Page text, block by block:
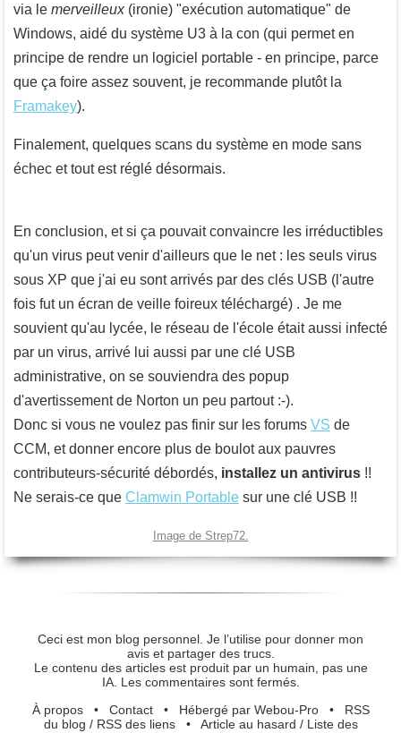
via le merveilleux(ironie) "exécution automatique" de
Windows, aidé du système U3 à la con (qui permet en
principe de rendre un logiciel portable - en principe, parce
que ça foire assez souvent, je recommande plutôt la
Framakey).
Finalement, quelques scans du système en mode sans
échec et tout est réglé désormais.
En conclusion, et si ça pouvait convaincre les irréductibles
qu'un virus peut venir d'ailleurs que le net : les seuls virus
sous XP que j'ai eu sont arrivés par des clés USB (l'autre
fois fut un écran de veille foireux téléchargé) . Je me
souvient qu'au lycée, le réseau de l'école était aussi infecté
par un virus, arrivé lui aussi par une clé USB
administrative, on se souviendra des popup
d'avertissement de Norton un peu partout :-).
Donc si vous ne voulez pas finir sur les forums VS de
CCM, et donner encore plus de boulot aux pauvres
contributeurs-sécurité débordés, installez un antivirus !!
Ne serais-ce que Clamwin Portable sur une clé USB !!
Image de Strep72.
Ceci est mon blog personnel. Je l’utilise pour donner mon
avis et partager des trucs.
Le contenu des articles est produit par un humain, pas une
IA. Les commentaires sont fermés.
À propos• Contact• Hébergé par Webou-Pro• RSS
du blog / RSS des liens• Article au hasard / Liste des